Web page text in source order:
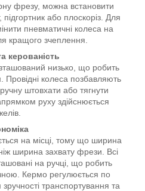
фрезу, можна встановити
або плоскоріз. Для
пневматичні колеса на
кращого зчеплення.
керованість
низько, що робить
Провідні колеса позбавляють
штовхати або тягнути
руху здійснюється
на місці, тому що ширина
ширина захвату фрези. Всі
на ручці, що робить
Кермо регулюється по
транспортування та